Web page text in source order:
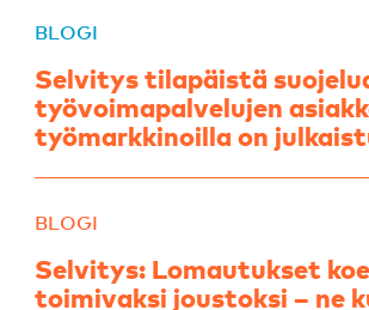
BLOGI
Selvitys tilapäistä
työvoimapalvelujen
työmarkkinoilla on
BLOGI
Selvitys: Lomautukset
toimivaksi joustoksi – ne